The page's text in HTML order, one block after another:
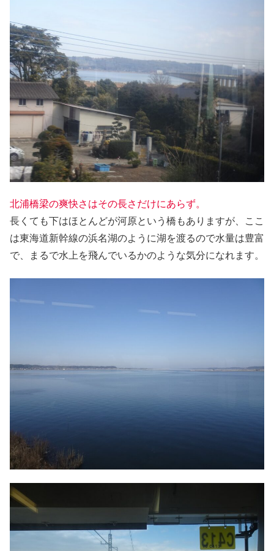
北浦橋梁の爽快さはその長さだけにあらず。
長くても下はほとんどが河原という橋もありますが、ここ
は東海道新幹線の浜名湖のように湖を渡るので水量は豊富
で、まるで水上を飛んでいるかのような気分になれます。